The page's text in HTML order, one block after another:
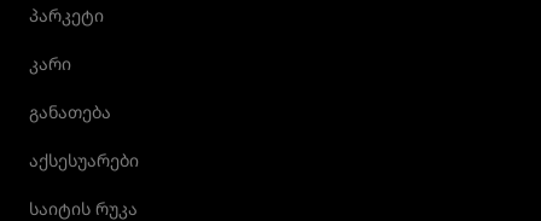
პარკეტი
კარი
განათება
აქსესუარები
საიტის რუკა